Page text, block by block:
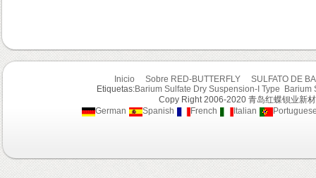
Inicio Sobre RED-BUTTERFLY
SULFATO DE
Etiquetas:Barium Sulfate Dry Suspension-I Type
Barium
Copy Right 2006-2020 青岛红蝶钡业新
German
Spanish French Italian